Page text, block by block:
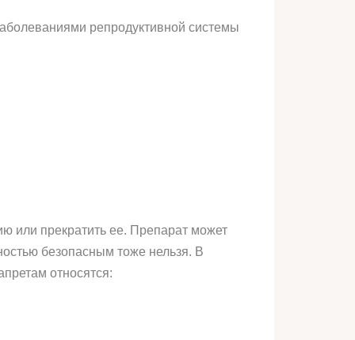
репродуктивной системы
или прекратить ее. Препарат может
безопасным тоже нельзя. В
относятся: